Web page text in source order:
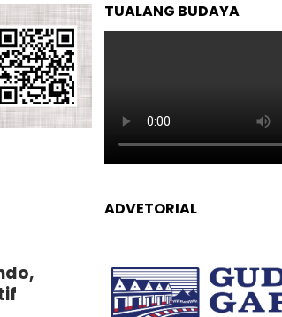
TUALANG BUDAYA
ADVETORIAL